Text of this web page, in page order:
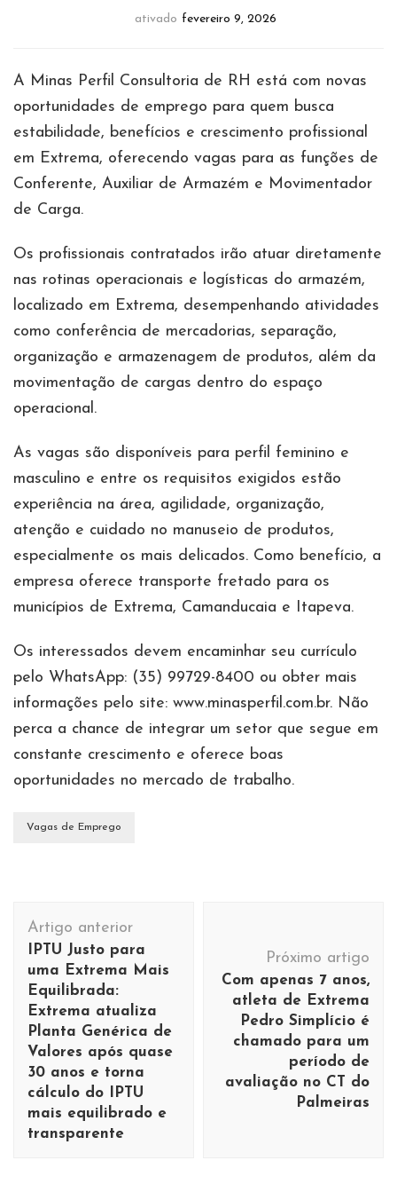
ativado fevereiro 9, 2026
A Minas Perfil Consultoria de RH está com novas
oportunidades de emprego para quem busca
estabilidade, benefícios e crescimento profissional
em Extrema, oferecendo vagas para as funções de
Conferente, Auxiliar de Armazém e Movimentador
de Carga.
Os profissionais contratados irão atuar diretamente
nas rotinas operacionais e logísticas do armazém,
localizado em Extrema, desempenhando atividades
como conferência de mercadorias, separação,
organização e armazenagem de produtos, além da
movimentação de cargas dentro do espaço
operacional.
As vagas são disponíveis para perfil feminino e
masculino e entre os requisitos exigidos estão
experiência na área, agilidade, organização,
atenção e cuidado no manuseio de produtos,
especialmente os mais delicados. Como benefício, a
empresa oferece transporte fretado para os
municípios de Extrema, Camanducaia e Itapeva.
Os interessados devem encaminhar seu currículo
pelo WhatsApp: (35) 99729-8400 ou obter mais
informações pelo site: www.minasperfil.com.br. Não
perca a chance de integrar um setor que segue em
constante crescimento e oferece boas
oportunidades no mercado de trabalho.
Vagas de Emprego
Navegação
de
post
Artigo anterior
IPTU Justo para
uma Extrema Mais
Equilibrada:
Extrema atualiza
Planta Genérica de
Valores após quase
30 anos e torna
cálculo do IPTU
mais equilibrado e
transparente
Próximo artigo
Com apenas 7 anos,
atleta de Extrema
Pedro Simplício é
chamado para um
período de
avaliação no CT do
Palmeiras